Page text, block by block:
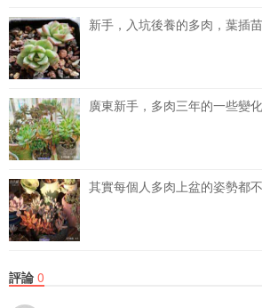
新手，入坑後養的多肉，葉插
廣東新手，多肉三年的一些變
其實每個人多肉上盆的姿勢都
評論 0